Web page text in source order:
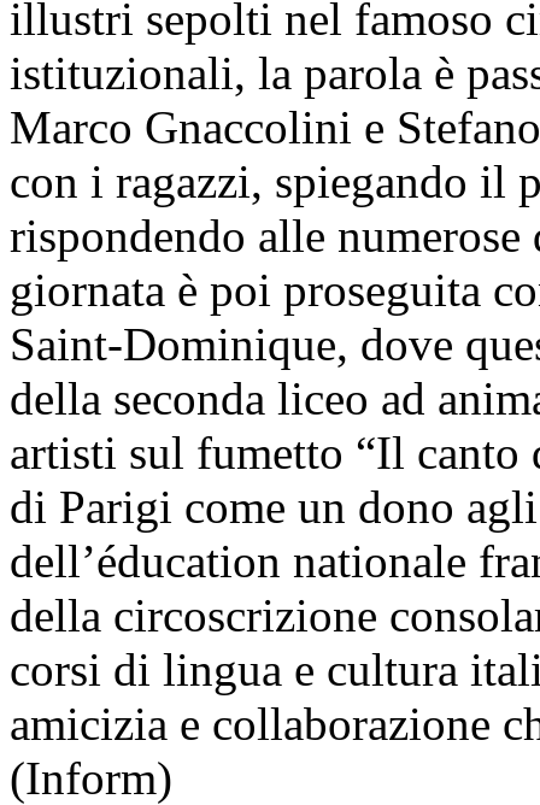
illustri sepolti nel famoso
istituzionali, la parola è
Marco Gnaccolini e
con i ragazzi, spiegando il
rispondendo alle
giornata è poi proseguita
Saint-Dominique, dove
della seconda liceo ad
artisti sul fumetto “Il canto
di Parigi come un dono
dell’éducation nationale
della circoscrizione
corsi di lingua e cultura
amicizia e collaborazione
(Inform)